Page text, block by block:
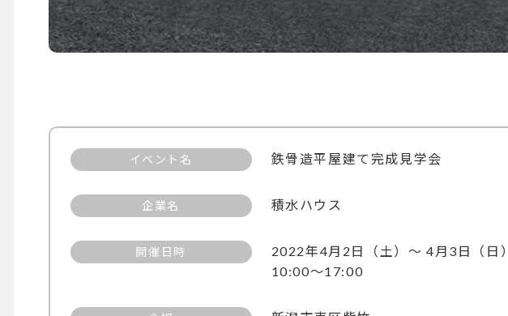
イベント名 鉄骨造平屋建て完成見学会
企業名 積水ハウス
開催日時
2022年4月2日（土）～ 4月3日（日）
10:00～17:00